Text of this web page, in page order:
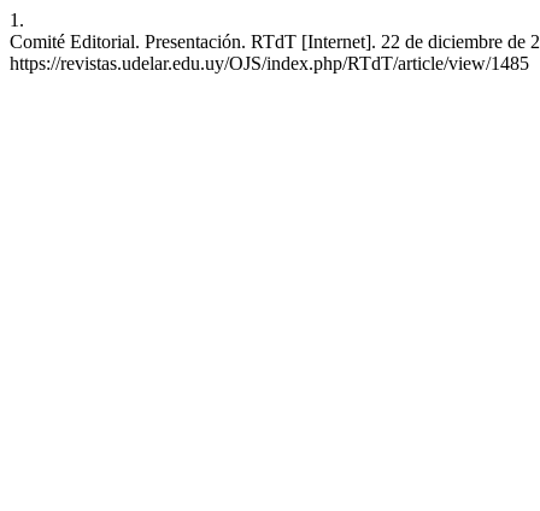
1.
Comité Editorial. Presentación. RTdT [Internet]. 22 de diciembre de
https://revistas.udelar.edu.uy/OJS/index.php/RTdT/article/view/1485